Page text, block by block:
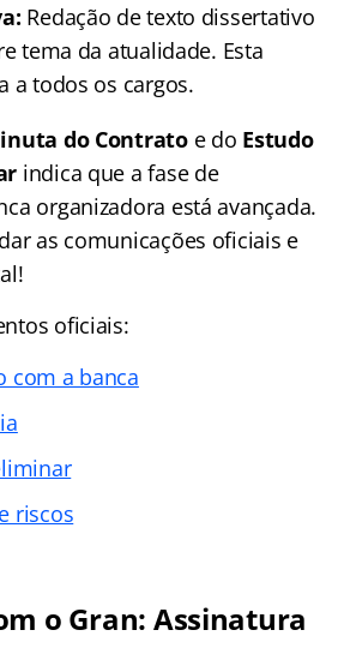
Redação de texto dissertativo
tema da atualidade. Esta
a todos os cargos.
do Contratoe do Estudo
indica que a fase de
organizadora está avançada.
as comunicações oficiais e
oficiais:
com a banca
riscos
o Gran: Assinatura